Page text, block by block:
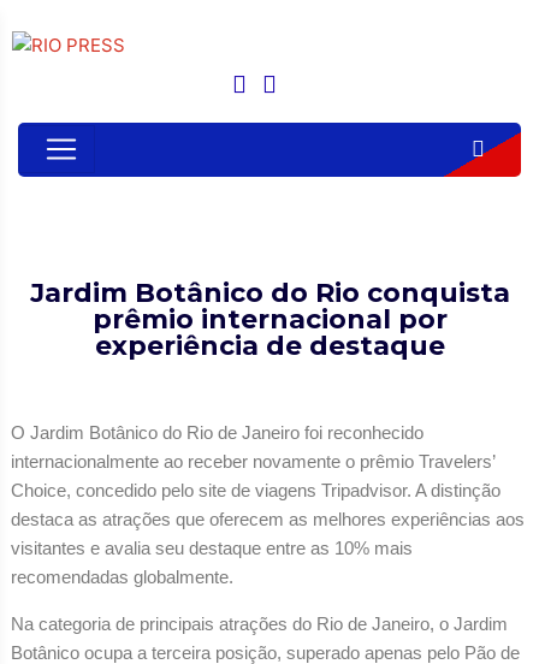
Jardim Botânico do Rio conquista
prêmio internacional por
experiência de destaque
O Jardim Botânico do Rio de Janeiro foi reconhecido
internacionalmente ao receber novamente o prêmio Travelers’
Choice, concedido pelo site de viagens Tripadvisor. A distinção
destaca as atrações que oferecem as melhores experiências aos
visitantes e avalia seu destaque entre as 10% mais
recomendadas globalmente.
Na categoria de principais atrações do Rio de Janeiro, o Jardim
Botânico ocupa a terceira posição, superado apenas pelo Pão de